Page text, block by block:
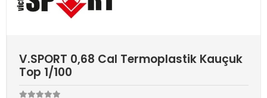
V.SPORT 0,68 Cal Termoplastik Kauçuk
Top 1/100